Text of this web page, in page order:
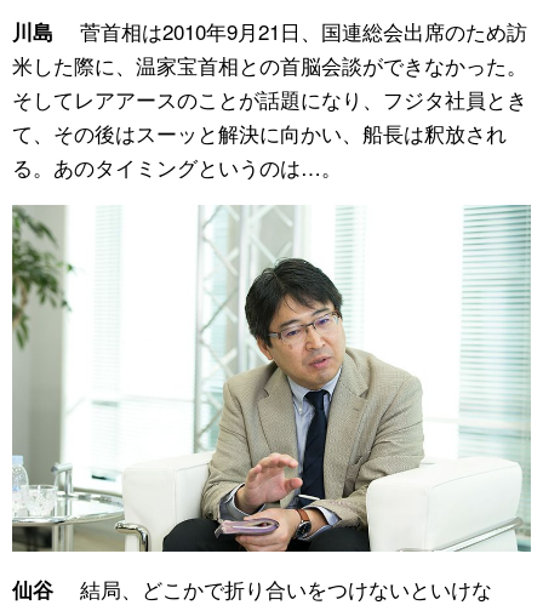
川島
菅首相は2010年9月21日、国連総会出席のため訪
米した際に、温家宝首相との首脳会談ができなかった。
そしてレアアースのことが話題になり、フジタ社員とき
て、その後はスーッと解決に向かい、船長は釈放され
る。あのタイミングというのは…。
仙谷
結局、どこかで折り合いをつけないといけな